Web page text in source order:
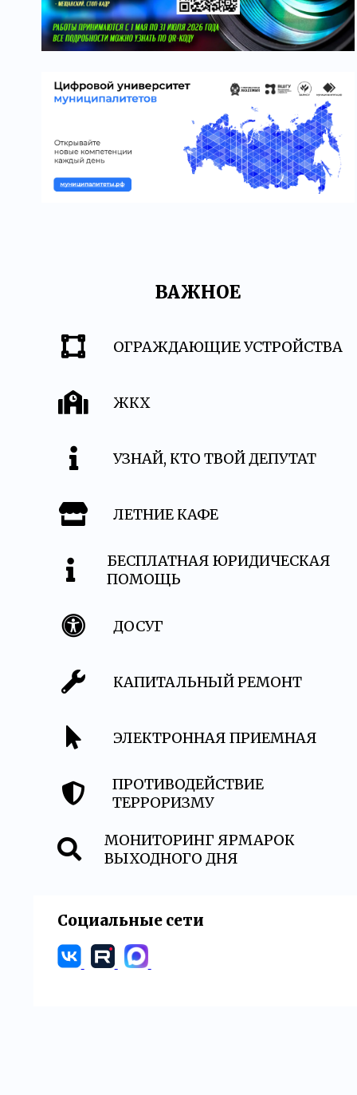
ВАЖНОЕ
ОГРАЖДАЮЩИЕ УСТРОЙСТВА
ЖКХ
УЗНАЙ, КТО ТВОЙ ДЕПУТАТ
ЛЕТНИЕ КАФЕ
БЕСПЛАТНАЯ ЮРИДИЧЕСКАЯ
ПОМОЩЬ
ДОСУГ
КАПИТАЛЬНЫЙ РЕМОНТ
ЭЛЕКТРОННАЯ ПРИЕМНАЯ
ПРОТИВОДЕЙСТВИЕ
ТЕРРОРИЗМУ
МОНИТОРИНГ ЯРМАРОК
ВЫХОДНОГО ДНЯ
Социальные сети